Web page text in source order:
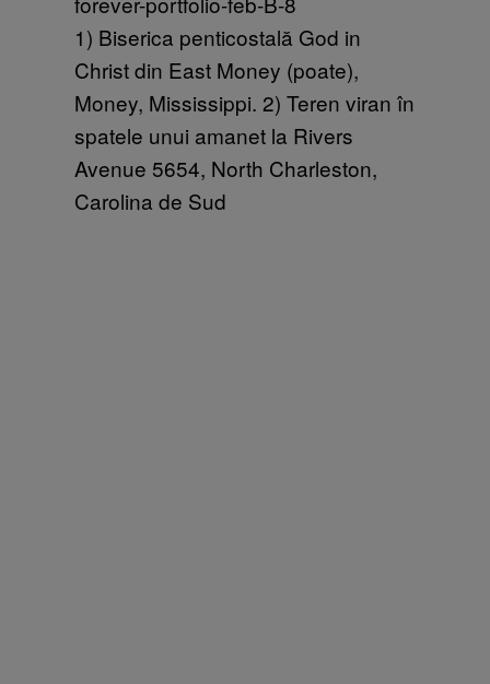
1) Biserica penticostală God in
Christ din East Money (poate),
Money, Mississippi. 2) Teren viran în
spatele unui amanet la Rivers
Avenue 5654, North Charleston,
Carolina de Sud